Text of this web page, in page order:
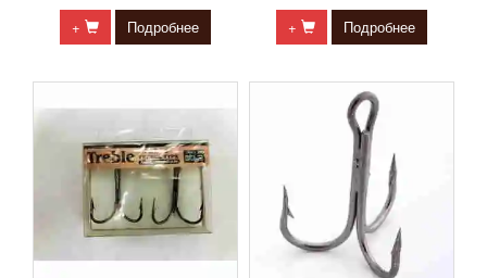
+ Подробнее + Подробнее